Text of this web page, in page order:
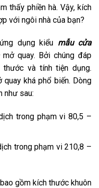
thấy phiền hà. Vậy, kích
với ngôi nhà của bạn?
dụng kiểu mẫu cửa
mở quay. Bởi chúng đáp
và tính tiện dụng.
quay khá phổ biến. Dòng
như sau:
trong phạm vi 80,5 –
trong phạm vi 210,8 –
gồm kích thước khuôn